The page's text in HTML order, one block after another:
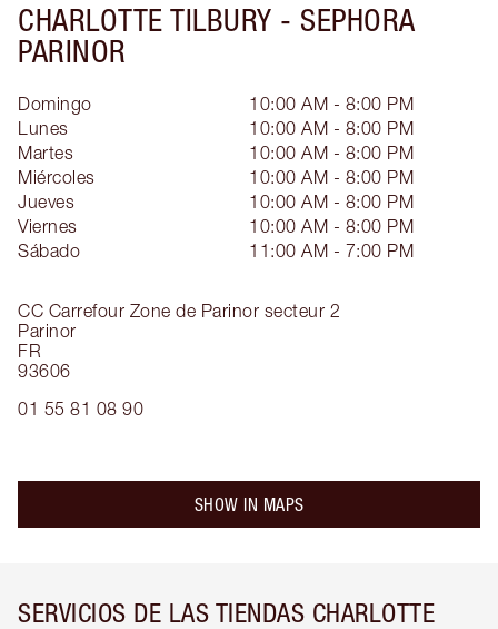
CHARLOTTE TILBURY - SEPHORA
PARINOR
CC Carrefour Zone de Parinor secteur 2
Parinor
FR
93606
01 55 81 08 90
Domingo
10:00 AM - 8:00 PM
Lunes
10:00 AM - 8:00 PM
Martes
10:00 AM - 8:00 PM
Miércoles
10:00 AM - 8:00 PM
Jueves
10:00 AM - 8:00 PM
Viernes
10:00 AM - 8:00 PM
Sábado
11:00 AM - 7:00 PM
SHOW IN MAPS
SERVICIOS DE LAS TIENDAS CHARLOTTE